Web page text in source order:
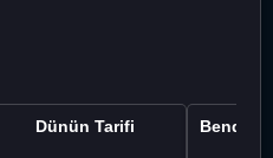
Dünün Tarifi